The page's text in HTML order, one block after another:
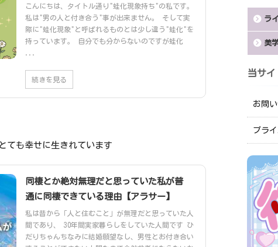
こんにちは、タイトル通り"蛙化現象持ち"の私です。
私は"男の人と付き合う"事が出来ません。 そして実
際に"蛙化現象"と呼ばれるものとは少し違う"蛙化"を
持っています。 自分でも分からないのですが蛙化
続きを見る
ても幸せに生きれています
同棲とか絶対無理だと思っていた私が普
通に同棲できている理由【アラサー】
私は昔から「人と住むこと」が無理だと思っていた人
間であり、 30年間実家暮らしをしていた人間です ひ
だりちゃんちなみに結婚願望なし、男性とお付き合い
ラ
美
当サイ
お問
プラ